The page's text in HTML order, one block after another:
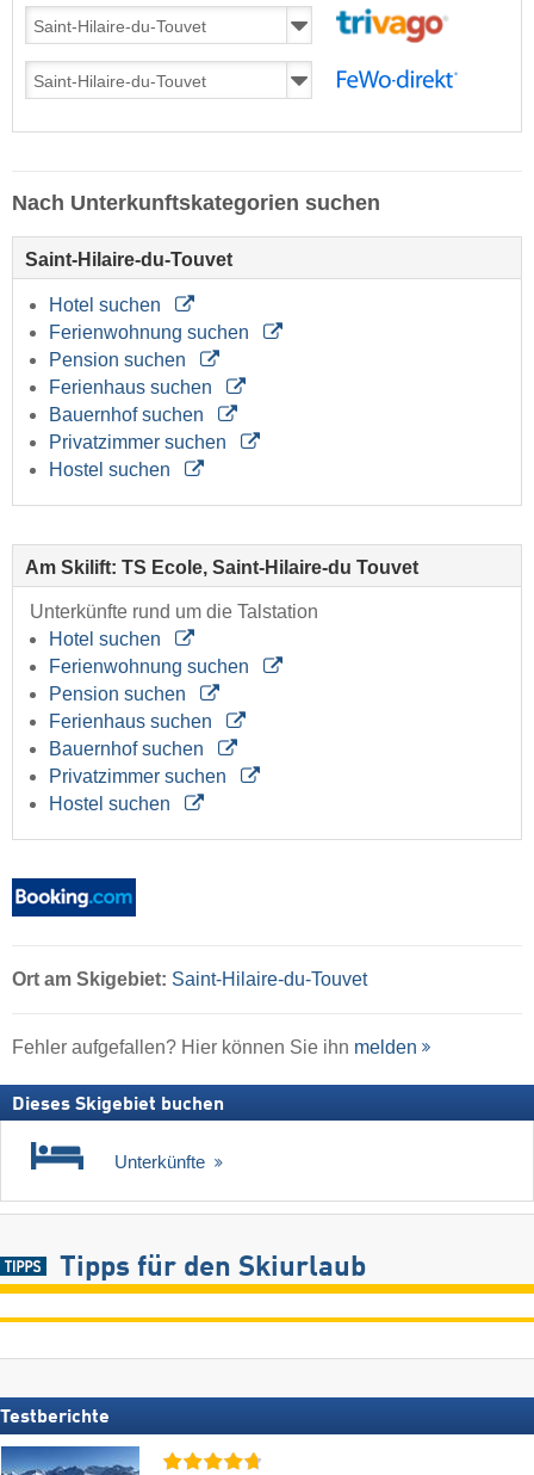
Nach Unterkunftskategorien suchen
Saint-Hilaire-du-Touvet
Hotel suchen
Ferienwohnung suchen
Pension suchen
Ferienhaus suchen
Bauernhof suchen
Privatzimmer suchen
Hostel suchen
Am Skilift: TS Ecole, Saint-Hilaire-du Touvet
Unterkünfte rund um die Talstation
Hotel suchen
Ferienwohnung suchen
Pension suchen
Ferienhaus suchen
Bauernhof suchen
Privatzimmer suchen
Hostel suchen
Ort am Skigebiet: Saint-Hilaire-du-Touvet
Fehler aufgefallen? Hier können Sie ihn melden
Dieses Skigebiet buchen
Unterkünfte
Tipps für den Skiurlaub
Testberichte